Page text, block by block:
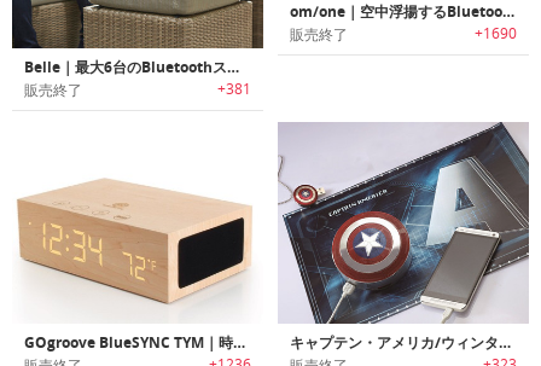
Belle｜最大6台のBluetoothスピーカーと同時接続可能なサウンドハブBluetoothスピーカー「ベレ」
販売終了 +381
om/one｜空中浮揚するBluetoothスピーカー
販売終了 +1690
GOgroove BlueSYNC TYM｜時計付き木製Bluetoothワイアレスステレオスピーカー キャプテン・アメリカ/ウィンター・ソルジャー｜ミニBluetoothスピーカー